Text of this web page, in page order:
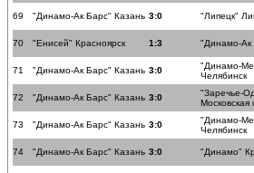
69 "Динамо-Ак Барс" Казань 3:0 "Липецк"
70 "Енисей" Красноярск 1:3 "Динамо-Ак
71 "Динамо-Ак Барс" Казань 3:0
"Динамо-
Челябинск
72 "Динамо-Ак Барс" Казань 3:0
"Заречье-
Московская
73 "Динамо-Ак Барс" Казань 3:0
"Динамо-
Челябинск
74 "Динамо-Ак Барс" Казань 3:0 "Динамо"